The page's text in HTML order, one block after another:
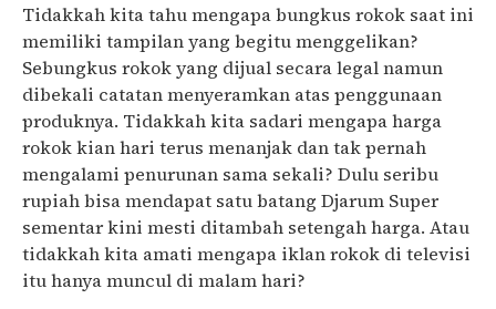
Tidakkah kita tahu mengapa bungkus rokok saat ini
memiliki tampilan yang begitu menggelikan?
Sebungkus rokok yang dijual secara legal namun
dibekali catatan menyeramkan atas penggunaan
produknya. Tidakkah kita sadari mengapa harga
rokok kian hari terus menanjak dan tak pernah
mengalami penurunan sama sekali? Dulu seribu
rupiah bisa mendapat satu batang Djarum Super
sementar kini mesti ditambah setengah harga. Atau
tidakkah kita amati mengapa iklan rokok di televisi
itu hanya muncul di malam hari?